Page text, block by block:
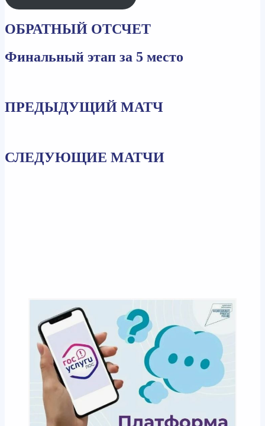
ОБРАТНЫЙ ОТСЧЕТ
Финальный этап за 5 место
ПРЕДЫДУЩИЙ МАТЧ
СЛЕДУЮЩИЕ МАТЧИ